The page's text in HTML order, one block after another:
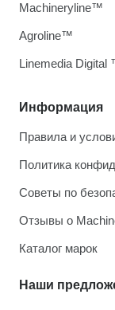
Информация
Правила и
Политика
Советы по
Отзывы о
Каталог марок
Наши
Machineryline™
Agroline™
Linemedia Digital